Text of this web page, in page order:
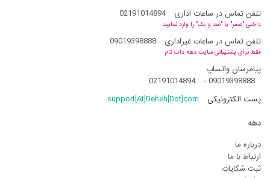
تلفن تماس در ساعات اداری
02191014894
داخلی "صفر" یا "صد و یک" را وارد نمایید
تلفن تماس در ساعات غیراداری 09019398888
فقط برای پشتیبانی سایت دهه دات کام
پیامرسان واتساپ
09019398888
-
02191014894
پست الکترونیکی
support[At]Deheh[Dot]com
دهه
درباره ما
ارتباط با ما
ثبت شکایات